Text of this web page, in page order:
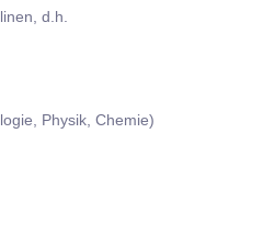
d.h.
Physik, Chemie)